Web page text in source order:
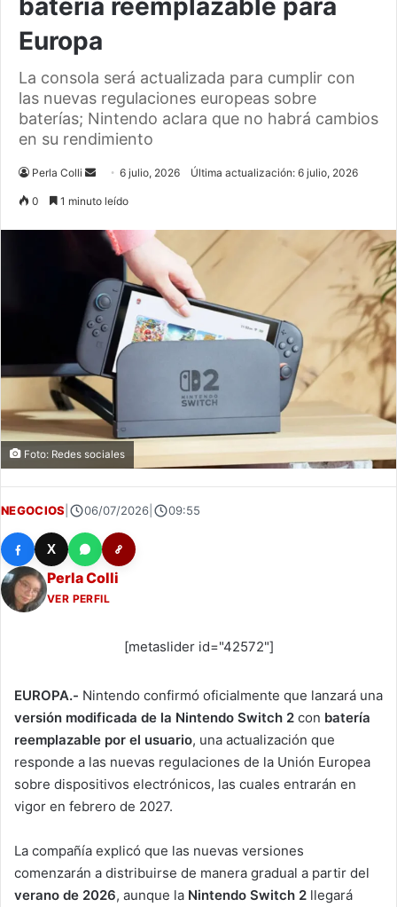
batería reemplazable para
Europa
La consola será actualizada para cumplir con
las nuevas regulaciones europeas sobre
baterías; Nintendo aclara que no habrá cambios
en su rendimiento
Perla Colli
Send6 julio, 2026 Última actualización: 6 julio, 2026
0 1 minuto leído
Foto: Redes sociales
NEGOCIOS 06/07/2026 09:55
X
Perla Colli
VER PERFIL
[metaslider id="42572"]
EUROPA.- Nintendo confirmó oficialmente que lanzará una
versión modificada de la Nintendo Switch 2 con batería
reemplazable por el usuario, una actualización que
responde a las nuevas regulaciones de la Unión Europea
sobre dispositivos electrónicos, las cuales entrarán en
vigor en febrero de 2027.
La compañía explicó que las nuevas versiones
comenzarán a distribuirse de manera gradual a partir del
verano de 2026, aunque la Nintendo Switch 2 llegará